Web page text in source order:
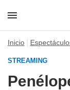
Inicio
STREAMING